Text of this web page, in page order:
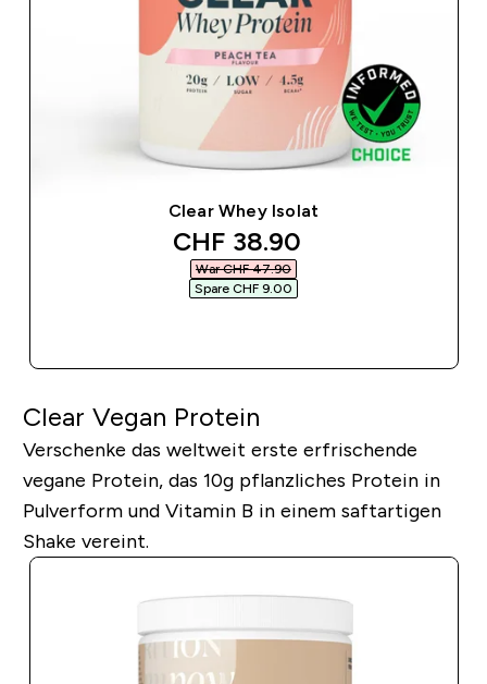
Clear Whey Isolat
discounted price
CHF 38.90‎
War CHF 47.90‎
Spare CHF 9.00‎
Clear Vegan Protein
Verschenke das weltweit erste erfrischende
vegane Protein, das 10g pflanzliches Protein in
Pulverform und Vitamin B in einem saftartigen
Shake vereint.